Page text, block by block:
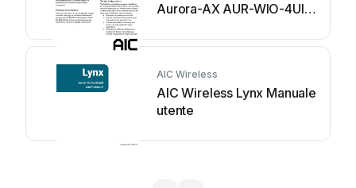
Aurora-AX AUR-WIO-4UI
AIC Wireless
AIC Wireless Lynx Manuale
utente